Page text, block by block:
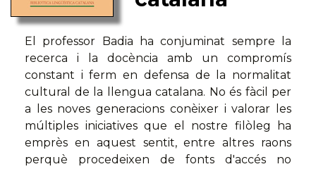
El professor Badia ha conjuminat sempre la
recerca i la docència amb un compromís
constant i ferm en defensa de la normalitat
cultural de la llengua catalana. No és fàcil per
a les noves generacions conèixer i valorar les
múltiples iniciatives que el nostre filòleg ha
emprès en aquest sentit, entre altres raons
perquè procedeixen de fonts d'accés no